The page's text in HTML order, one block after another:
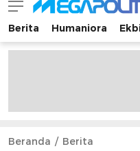
Megapolitan.co
Menyajikan berita-
Berita Humaniora
Beranda Berita